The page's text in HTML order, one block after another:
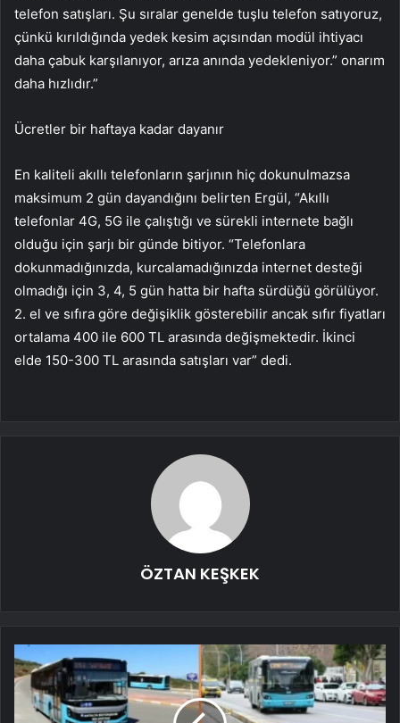
telefon satışları. Şu sıralar genelde tuşlu telefon satıyoruz,
çünkü kırıldığında yedek kesim açısından modül ihtiyacı
daha çabuk karşılanıyor, arıza anında yedekleniyor.” onarım
daha hızlıdır.”
Ücretler bir haftaya kadar dayanır
En kaliteli akıllı telefonların şarjının hiç dokunulmazsa
maksimum 2 gün dayandığını belirten Ergül, “Akıllı
telefonlar 4G, 5G ile çalıştığı ve sürekli internete bağlı
olduğu için şarjı bir günde bitiyor. “Telefonlara
dokunmadığınızda, kurcalamadığınızda internet desteği
olmadığı için 3, 4, 5 gün hatta bir hafta sürdüğü görülüyor.
2. el ve sıfıra göre değişiklik gösterebilir ancak sıfır fiyatları
ortalama 400 ile 600 TL arasında değişmektedir. İkinci
elde 150-300 TL arasında satışları var” dedi.
ÖZTAN KEŞKEK